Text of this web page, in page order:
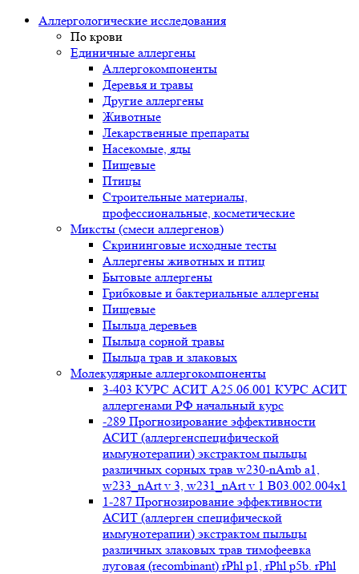
Аллергологические исследования
По крови
Единичные аллергены
Аллергокомпоненты
Деревья и травы
Другие аллергены
Животные
Лекарственные препараты
Насекомые, яды
Пищевые
Птицы
Строительные материалы,
профессиональные, косметические
Миксты (смеси аллергенов)
Cкрининговые исходные тесты
Аллергены животных и птиц
Бытовые аллергены
Грибковые и бактериальные аллергены
Пищевые
Пыльца деревьев
Пыльца сорной травы
Пыльца трав и злаковых
Молекулярные аллергокомпоненты
3-403 КУРС АСИТ А25.06.001 КУРС АСИТ
аллергенами РФ начальный курс
-289 Прогнозирование эффективности
АСИТ (аллергенспецифической
иммунотерапии) экстрактом пыльцы
различных сорных трав w230-nAmb a1,
w233_nArt v 3, w231_nArt v 1 В03.002.004x1
1-287 Прогнозирование эффективности
АСИТ (аллерген специфической
иммунотерапии) экстрактом пыльцы
различных злаковых трав тимофеевка
луговая (recombinant) rPhl p1, rPhl p5b. rPhl